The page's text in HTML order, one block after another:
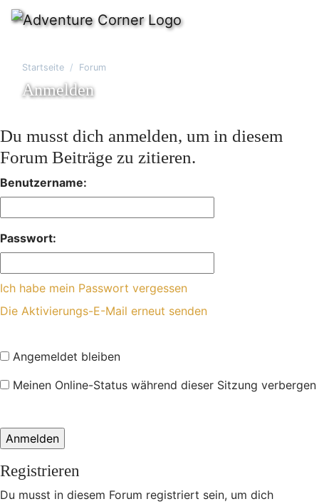
Startseite Forum
Anmelden
Du musst dich anmelden, um in diesem
Forum Beiträge zu zitieren.
Benutzername:
Passwort:
Ich habe mein Passwort vergessen
Die Aktivierungs-E-Mail erneut senden
Angemeldet bleiben
Meinen Online-Status während dieser Sitzung verbergen
Registrieren
Du musst in diesem Forum registriert sein, um dich